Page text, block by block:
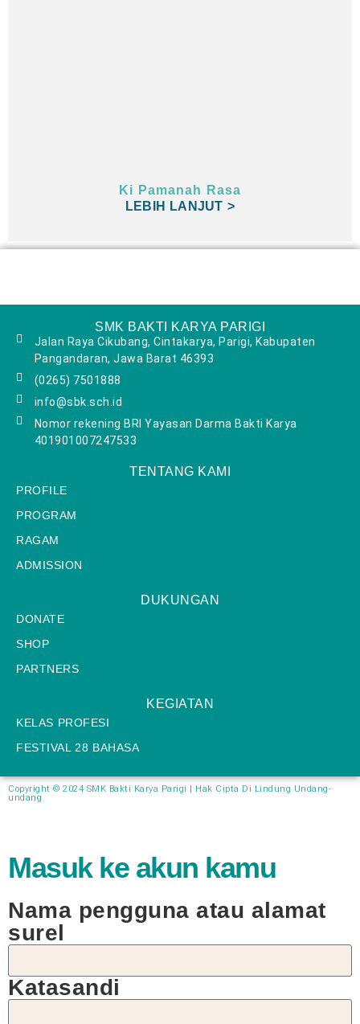
Ki Pamanah Rasa
LEBIH LANJUT >
SMK BAKTI KARYA PARIGI
Jalan Raya Cikubang, Cintakarya, Parigi, Kabupaten
Pangandaran, Jawa Barat 46393
(0265) 7501888
info@sbk.sch.id
Nomor rekening BRI Yayasan Darma Bakti Karya
401901007247533
TENTANG KAMI
PROFILE
PROGRAM
RAGAM
ADMISSION
DUKUNGAN
DONATE
SHOP
PARTNERS
KEGIATAN
KELAS PROFESI
FESTIVAL 28 BAHASA
Copyright © 2024 SMK Bakti Karya Parigi | Hak Cipta Di Lindung Undang-
undang​
Masuk ke akun kamu
Nama pengguna atau alamat
surel
Katasandi